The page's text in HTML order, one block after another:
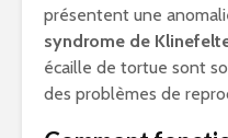
présentent une
syndrome de
écaille de tortue sont
des problèmes de